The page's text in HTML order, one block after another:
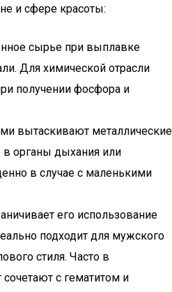
и сфере красоты:
сырье при выплавке
Для химической отрасли
получении фосфора и
вытаскивают металлические
органы дыхания или
в случае с маленькими
его использование
подходит для мужского
стиля. Часто в
с гематитом и